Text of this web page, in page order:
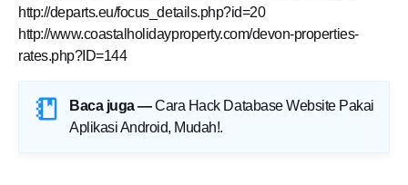
http://departs.eu/focus_details.php?id=20
http://www.coastalholidayproperty.com/devon-properties-
rates.php?ID=144
Baca juga — Cara Hack Database Website Pakai
Aplikasi Android, Mudah!.